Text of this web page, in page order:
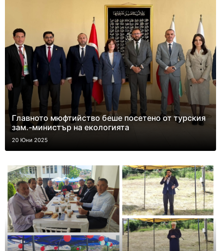
Главното мюфтийство беше посетено от турския
зам.-министър на екологията
20 Юни 2025